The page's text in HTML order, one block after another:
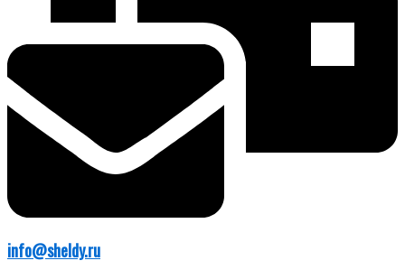
info@sheldy.ru